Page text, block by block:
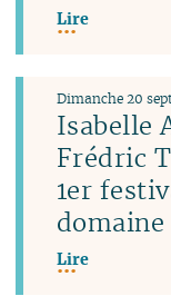
Lire
Isabelle
Frédric
1er
Dimanche 20
Lire